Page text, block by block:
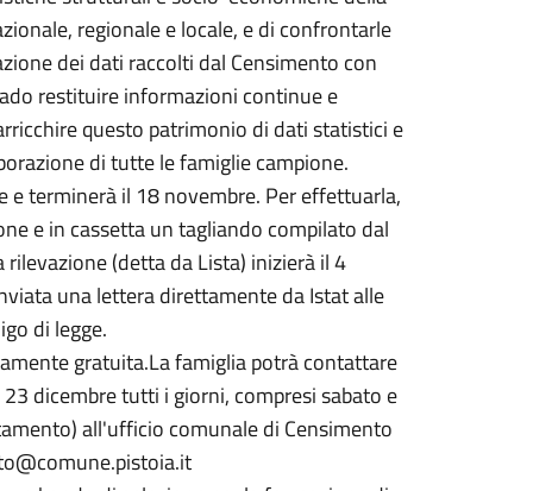
regionale e locale, e di confrontarle
dei dati raccolti dal Censimento con
restituire informazioni continue e
questo patrimonio di dati statistici e
di tutte le famiglie campione.
e terminerà il 18 novembre. Per effettuarla,
e in cassetta un tagliando compilato dal
(detta da Lista) inizierà il 4
una lettera direttamente da Istat alle
di legge.
gratuita.La famiglia potrà contattare
dicembre tutti i giorni, compresi sabato e
all'ufficio comunale di Censimento